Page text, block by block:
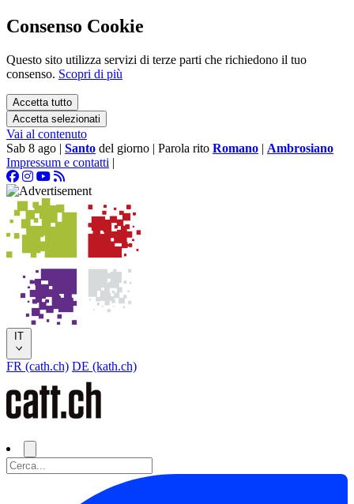
Consenso Cookie
Questo sito utilizza servizi di terze parti che richiedono il tuo
consenso. Scopri di più
Accetta tutto
Accetta selezionati
Vai al contenuto
Sab 8 ago | Santo del giorno | Parola rito Romano | Ambrosiano
Impressum e contatti |
IT
FR (cath.ch) DE (kath.ch)